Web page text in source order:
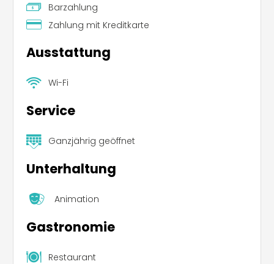
Barzahlung
Zahlung mit Kreditkarte
Ausstattung
Wi-Fi
Service
Ganzjährig geöffnet
Unterhaltung
Animation
Gastronomie
Restaurant